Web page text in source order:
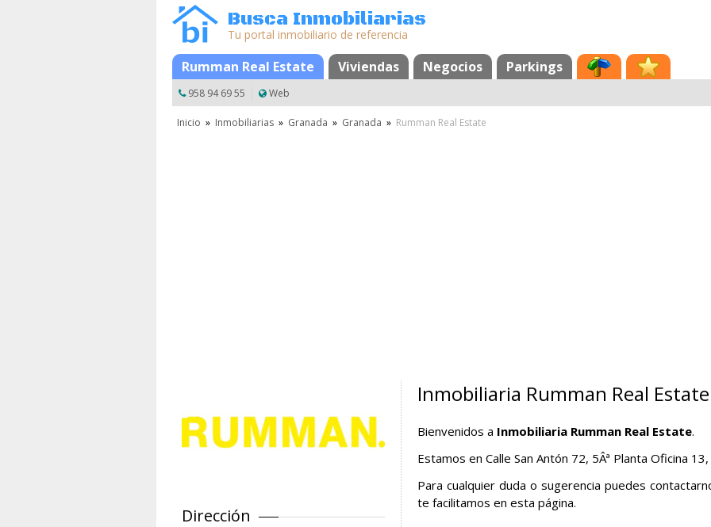
Busca Inmobiliarias
Tu portal inmobiliario de referencia
Rumman Real Estate Viviendas Negocios Parkings
MapaFavoritos
958 94 69 55 Web
Inicio » Inmobiliarias » Granada » Granada » Rumman Real Estate
Dirección
Inmobiliaria Rumman Real Estate
Bienvenidos a Inmobiliaria Rumman Real Estate.
Estamos en Calle San Antón 72, 5Âª Planta Oficina
Para cualquier duda o sugerencia puedes
te facilitamos en esta página.